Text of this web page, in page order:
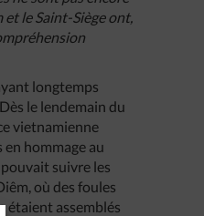
le Saint-Siège ont,
longtemps
le lendemain du
vietnamienne
hommage au
suivre les
où des foules
étaient assemblés